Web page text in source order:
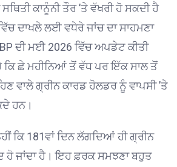
ਕਾਨੂੰਨੀ ਤੌਰ ’ਤੇ ਵੱਖਰੀ ਹੋ ਸਕਦੀ ਹੈ
ਦਾਖਲੇ ਲਈ ਵਧੇਰੇ ਜਾਂਚ ਦਾ ਸਾਹਮਣਾ
ਦੀ ਮਈ 2026 ਵਿੱਚ ਅਪਡੇਟ ਕੀਤੀ
ਹੈ ਕਿ ਛੇ ਮਹੀਨਿਆਂ ਤੋਂ ਵੱਧ ਪਰ ਇੱਕ ਸਾਲ ਤੋਂ
ਵਾਲੇ ਗ੍ਰੀਨ ਕਾਰਡ ਹੋਲਡਰ ਨੂੰ ਵਾਪਸੀ ’ਤੇ
ਹਨ।
ਕਿ 181ਵਾਂ ਦਿਨ ਲੱਗਦਿਆਂ ਹੀ ਗ੍ਰੀਨ
ਜਾਂਦਾ ਹੈ। ਇਹ ਫ਼ਰਕ ਸਮਝਣਾ ਬਹੁਤ